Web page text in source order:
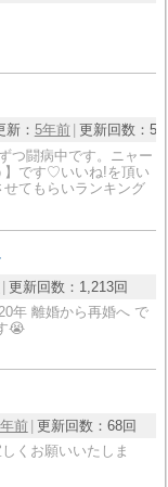
新： 5年前 更新回数： 59
つ闘病中です。ニャー
】です♡いいね!を頂い
てもらいランキング
更新回数： 1,213回
年 離婚から再婚へ で
😭
前 更新回数： 68回
くお願いいたしま